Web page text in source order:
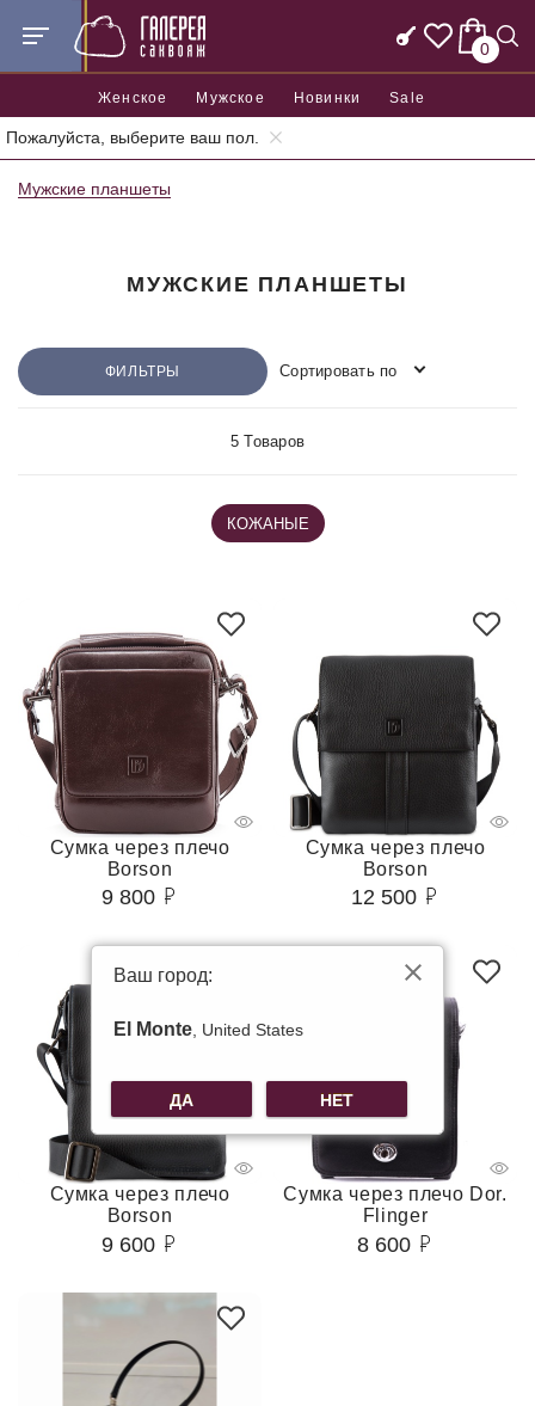
0
Женское Мужское Новинки Sale
Пожалуйста, выберите ваш пол.
Главная Мужские и деловые сумки
Мужские планшеты
МУЖСКИЕ ПЛАНШЕТЫ
ФИЛЬТРЫ Сортировать по
5 Товаров
КОЖАНЫЕ
Сумка через плечо
Borson
9 800
Сумка через плечо
Borson
12 500
Сумка через плечо
Borson
9 600
Сумка через плечо Dor.
Flinger
8 600
Ваш город:
El Monte, United States
ДА НЕТ